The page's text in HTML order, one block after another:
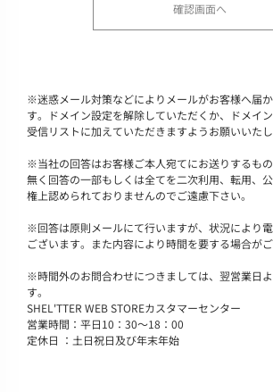
※迷惑メール対策などによりメールがお客様へ届
す。ドメイン設定を解除していただくか、ドメイ
受信リストに加えていただきますようお願いいたし
※当社の回答はお客様ご本人宛てにお送りするも
無く回答の一部もしくは全てを二次利用、転用、
権上認められておりませんのでご遠慮下さい。
※回答は原則メールにて行いますが、状況により
ございます。また内容により時間を要する場合がご
※時間外のお問合わせにつきましては、翌営業日
す。
SHEL'TTER WEB STOREカスタマーセンター
営業時間：平日10：30～18：00
定休日 ：土日祝日及び年末年始